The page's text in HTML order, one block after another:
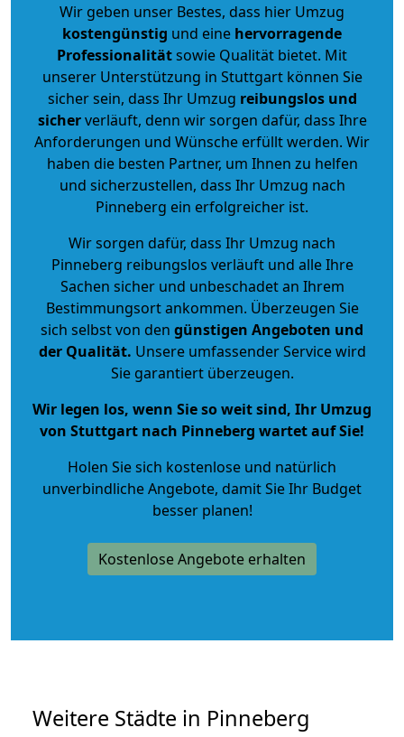
Wir geben unser Bestes, dass hier Umzug
kostengünstig und eine hervorragende
Professionalitätsowie Qualität bietet. Mit
unserer Unterstützung in Stuttgart können Sie
sicher sein, dass Ihr Umzug reibungslos und
sicherverläuft, denn wir sorgen dafür, dass Ihre
Anforderungen und Wünsche erfüllt werden. Wir
haben die besten Partner, um Ihnen zu helfen
und sicherzustellen, dass Ihr Umzug nach
Pinneberg ein erfolgreicher ist.
Wir sorgen dafür, dass Ihr Umzug nach
Pinneberg reibungslos verläuft und alle Ihre
Sachen sicher und unbeschadet an Ihrem
Bestimmungsort ankommen. Überzeugen Sie
sich selbst von den günstigen Angeboten und
der Qualität. Unsere umfassender Service wird
Sie garantiert überzeugen.
Wir legen los, wenn Sie so weit sind, Ihr Umzug
von Stuttgart nach Pinneberg wartet auf Sie!
Holen Sie sich kostenlose und natürlich
unverbindliche Angebote, damit Sie Ihr Budget
besser planen!
Kostenlose Angebote erhalten
Weitere Städte in Pinneberg